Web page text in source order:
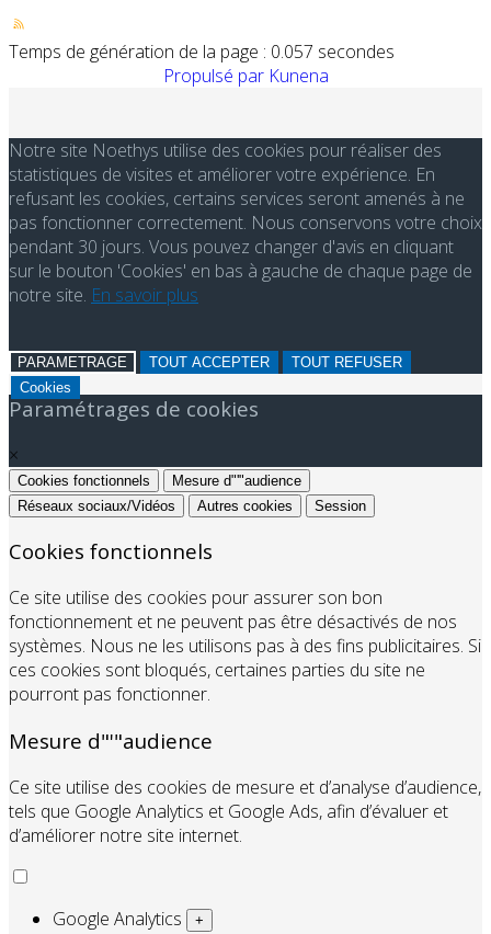
Temps de génération de la page : 0.057 secondes
Propulsé par Kunena
Notre site Noethys utilise des cookies pour réaliser des
statistiques de visites et améliorer votre expérience. En
refusant les cookies, certains services seront amenés à ne
pas fonctionner correctement. Nous conservons votre choix
pendant 30 jours. Vous pouvez changer d'avis en cliquant
sur le bouton 'Cookies' en bas à gauche de chaque page de
notre site. En savoir plus
PARAMETRAGE TOUT ACCEPTER
TOUT REFUSER
Cookies
Paramétrages de cookies
×
Cookies fonctionnels
Mesure d"'"audience
Réseaux sociaux/Vidéos
Autres cookies Session
Cookies fonctionnels
Ce site utilise des cookies pour assurer son bon
fonctionnement et ne peuvent pas être désactivés de nos
systèmes. Nous ne les utilisons pas à des fins publicitaires. Si
ces cookies sont bloqués, certaines parties du site ne
pourront pas fonctionner.
Mesure d"'"audience
Ce site utilise des cookies de mesure et d’analyse d’audience,
tels que Google Analytics et Google Ads, afin d’évaluer et
d’améliorer notre site internet.
Google Analytics +